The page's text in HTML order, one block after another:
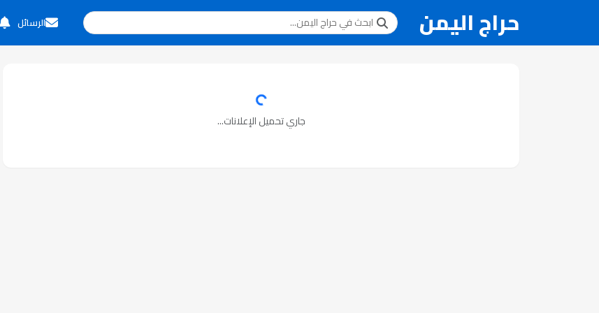
حراج اليمن الرسائل
جاري تحميل الإعلانات...